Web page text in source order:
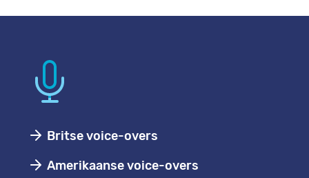
Britse voice-overs
Amerikaanse voice-overs